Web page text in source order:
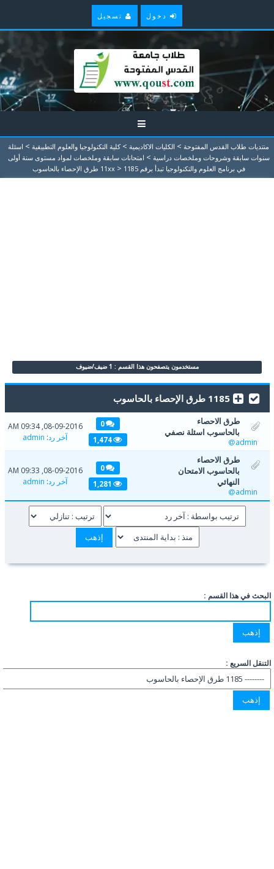
دخول تسجيل
منتديات طلاب القدس المفتوحة > الكليات الاكاديمية > كلية التكنولوجيا والعلوم التطبيقية > اسئلة
سنوات سابقة وشروحات وملخصات دراسية > امتحانات سابقة وملخصات لمواد مستوى سنة أولى
في برنامج العلوم والتكنولوجيا تبدأ برقم 11xx
> 1185 طرق الإحصاء بالحاسوب
مستخدمون يتصفحون هذا القسم : 1 ضيف/ضيوف
1185 طرق الإحصاء بالحاسوب
طرق الاحصاء
بالحاسوب اسئلة نصفي
admin
0
1,474
08-09-2016, 09:34 AM
آخر رد:
admin
طرق الاحصاء
بالحاسوب الامتحان
النهائي
admin
0
1,281
08-09-2016, 09:33 AM
آخر رد:
admin
البحث في هذا القسم :
التنقل السريع :